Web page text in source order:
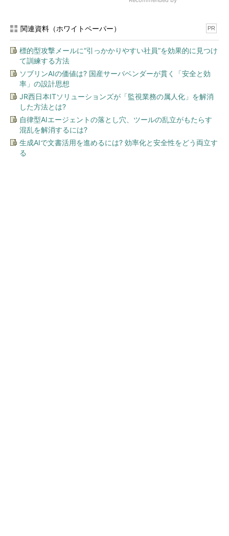
関連資料（ホワイトペーパー） PR
標的型攻撃メールに“引っかかりやすい社員”を効果的に見つけ
て訓練する方法
ソブリンAIの価値は? 国産サーバベンダーが貫く「安全と効
率」の設計思想
JR西日本ITソリューションズが「監視業務の属人化」を解消
した方法とは?
自律型AIエージェントの落とし穴、ツールの乱立がもたらす
混乱を解消するには?
生成AIで文書活用を進めるには? 効率化と安全性をどう両立す
る